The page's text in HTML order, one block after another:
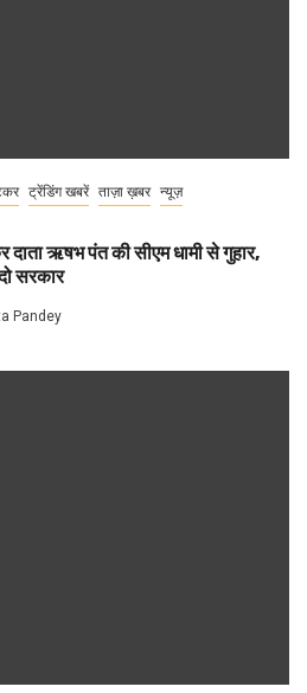
ट्रेंडिंग खबरें ताज़ा ख़बर न्यूज़
ऋषभ पंत की सीएम धामी से गुहार,
सरकार
Pandey